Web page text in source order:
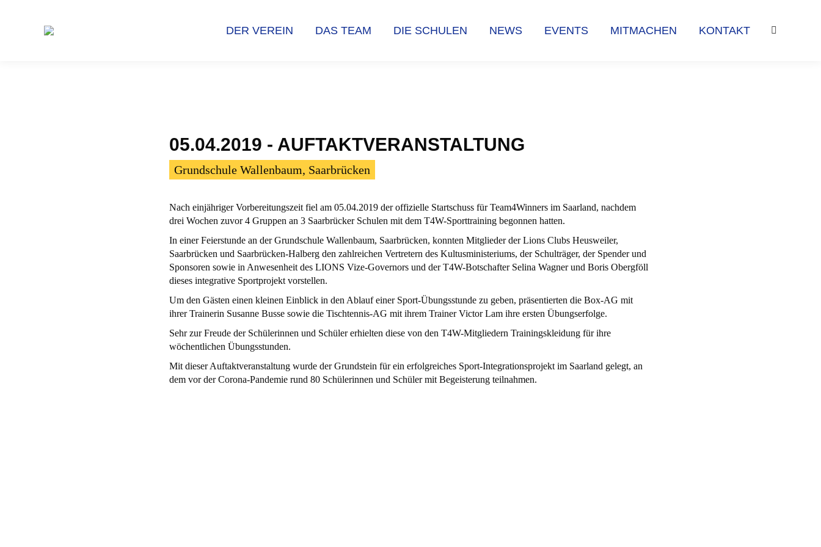
DER VEREIN DAS TEAM DIE SCHULEN NEWS EVENTS MITMACHEN KONTAKT Search:
05.04.2019 - AUFTAKTVERANSTALTUNG
Grundschule Wallenbaum, Saarbrücken
Nach einjähriger Vorbereitungszeit fiel am 05.04.2019 der offizielle Startschuss für Team4Winners im Saarland, nachdem
drei Wochen zuvor 4 Gruppen an 3 Saarbrücker Schulen mit dem T4W-Sporttraining begonnen hatten.
In einer Feierstunde an der Grundschule Wallenbaum, Saarbrücken, konnten Mitglieder der Lions Clubs Heusweiler,
Saarbrücken und Saarbrücken-Halberg den zahlreichen Vertretern des Kultusministeriums, der Schulträger, der Spender und
Sponsoren sowie in Anwesenheit des LIONS Vize-Governors und der T4W-Botschafter Selina Wagner und Boris Obergföll
dieses integrative Sportprojekt vorstellen.
Um den Gästen einen kleinen Einblick in den Ablauf einer Sport-Übungsstunde zu geben, präsentierten die Box-AG mit
ihrer Trainerin Susanne Busse sowie die Tischtennis-AG mit ihrem Trainer Victor Lam ihre ersten Übungserfolge.
Sehr zur Freude der Schülerinnen und Schüler erhielten diese von den T4W-Mitgliedern Trainingskleidung für ihre
wöchentlichen Übungsstunden.
Mit dieser Auftaktveranstaltung wurde der Grundstein für ein erfolgreiches Sport-Integrationsprojekt im Saarland gelegt, an
dem vor der Corona-Pandemie rund 80 Schülerinnen und Schüler mit Begeisterung teilnahmen.